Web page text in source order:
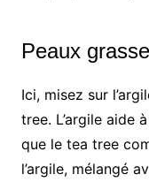
Peaux
Ici, misez sur
tree. L’argile aide
que le tea tree
l’argile, mélangé